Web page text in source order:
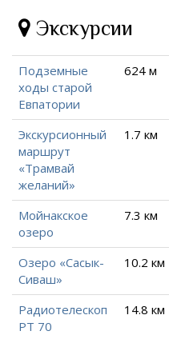
Экскурсии
Подземные
ходы старой
Евпатории
624 м
Экскурсионный
маршрут
«Трамвай
желаний»
1.7 км
Мойнакское
озеро
7.3 км
Озеро «Сасык-
Сиваш»
10.2 км
Радиотелескоп
РТ 70
14.8 км